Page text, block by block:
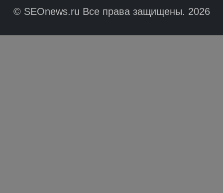
© SEOnews.ru Все права защищены. 2026